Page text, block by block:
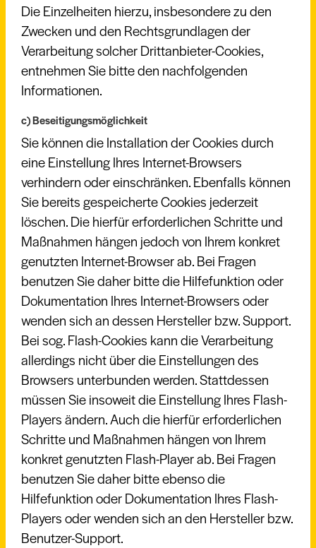
Die Einzelheiten hierzu, insbesondere zu den
Zwecken und den Rechtsgrundlagen der
Verarbeitung solcher Drittanbieter-Cookies,
entnehmen Sie bitte den nachfolgenden
Informationen.
c) Beseitigungsmöglichkeit
Sie können die Installation der Cookies durch
eine Einstellung Ihres Internet-Browsers
verhindern oder einschränken. Ebenfalls können
Sie bereits gespeicherte Cookies jederzeit
löschen. Die hierfür erforderlichen Schritte und
Maßnahmen hängen jedoch von Ihrem konkret
genutzten Internet-Browser ab. Bei Fragen
benutzen Sie daher bitte die Hilfefunktion oder
Dokumentation Ihres Internet-Browsers oder
wenden sich an dessen Hersteller bzw. Support.
Bei sog. Flash-Cookies kann die Verarbeitung
allerdings nicht über die Einstellungen des
Browsers unterbunden werden. Stattdessen
müssen Sie insoweit die Einstellung Ihres Flash-
Players ändern. Auch die hierfür erforderlichen
Schritte und Maßnahmen hängen von Ihrem
konkret genutzten Flash-Player ab. Bei Fragen
benutzen Sie daher bitte ebenso die
Hilfefunktion oder Dokumentation Ihres Flash-
Players oder wenden sich an den Hersteller bzw.
Benutzer-Support.